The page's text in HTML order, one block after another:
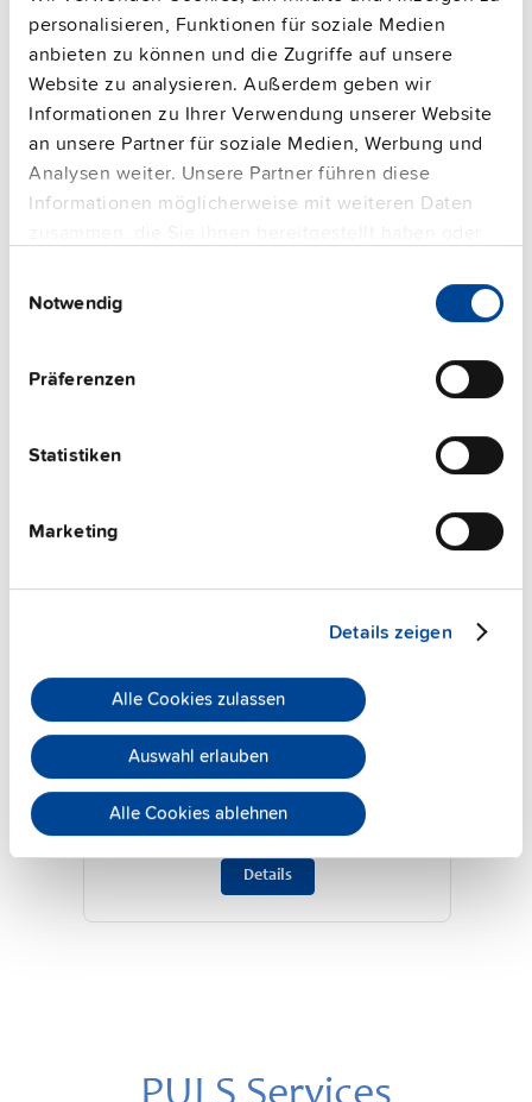
personalisieren, Funktionen für soziale Medien
anbieten zu können und die Zugriffe auf unsere
Website zu analysieren. Außerdem geben wir
Informationen zu Ihrer Verwendung unserer Website
an unsere Partner für soziale Medien, Werbung und
Analysen weiter. Unsere Partner führen diese
Informationen möglicherweise mit weiteren Daten
gesammelt haben.
Notwendig
Präferenzen
Statistiken
Marketing
Details zeigen
Alle Cookies zulassen
Auswahl erlauben
Alle Cookies ablehnen
FAQs
This video is hosted by external service. By continuing,
you agree to the external service's privacy policy.
TP960.481
48 V, 20 A
Hutschienen-Netzteile für 3-
Phasen-System
Details